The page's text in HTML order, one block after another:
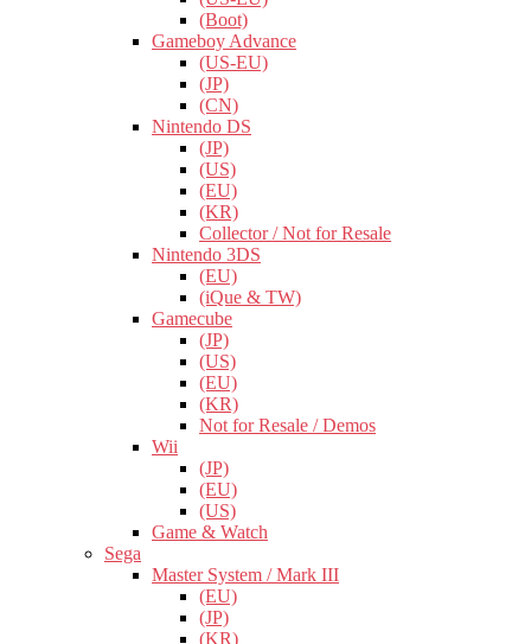
(Boot)
Gameboy Advance
(US-EU)
(JP)
(CN)
Nintendo DS
(JP)
(US)
(EU)
(KR)
Collector / Not for Resale
Nintendo 3DS
(EU)
(iQue & TW)
Gamecube
(JP)
(US)
(EU)
(KR)
Not for Resale / Demos
Wii
(JP)
(EU)
(US)
Game & Watch
Sega
Master System / Mark III
(EU)
(JP)
(KR)